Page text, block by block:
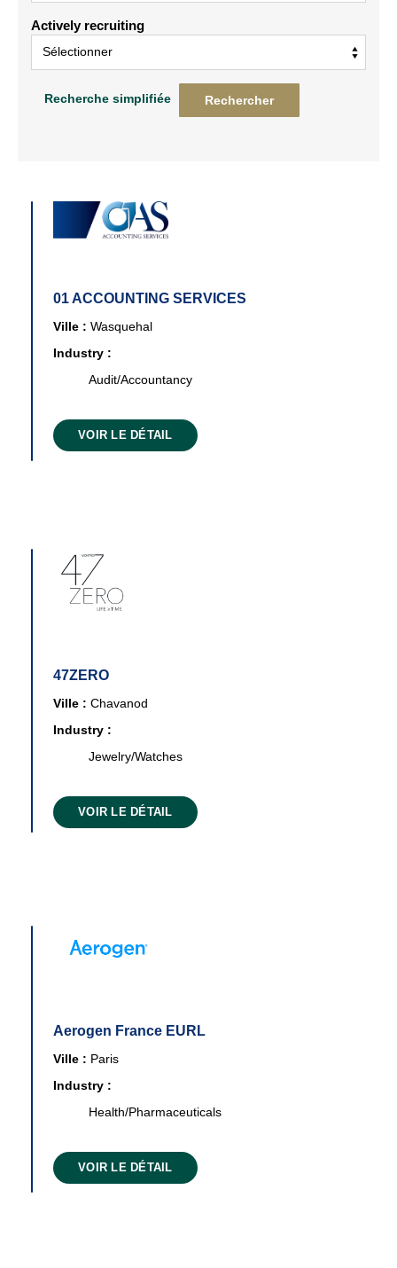
Actively recruiting
Recherche simplifiée
01 ACCOUNTING SERVICES
Ville : Wasquehal
Industry :
Audit/Accountancy
VOIR LE DÉTAIL
47ZERO
Ville : Chavanod
Industry :
Jewelry/Watches
VOIR LE DÉTAIL
Aerogen France EURL
Ville : Paris
Industry :
Health/Pharmaceuticals
VOIR LE DÉTAIL